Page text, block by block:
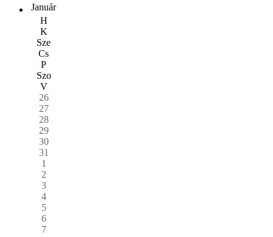
Január
H
K
Sze
Cs
P
Szo
V
26
27
28
29
30
31
1
2
3
4
5
6
7